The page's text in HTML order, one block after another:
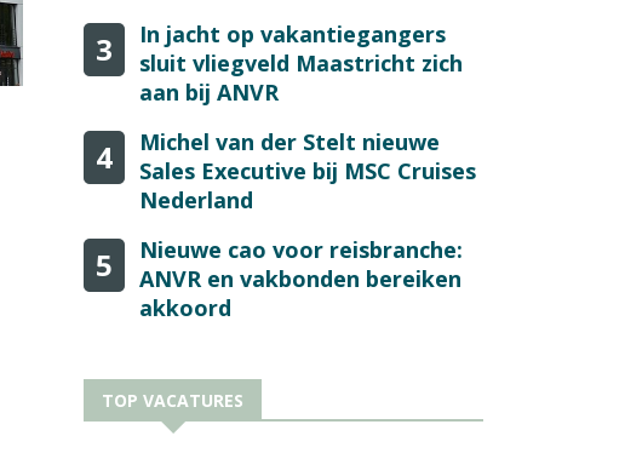
3
In jacht op vakantiegangers
sluit vliegveld Maastricht zich
aan bij ANVR
4
Michel van der Stelt nieuwe
Sales Executive bij MSC Cruises
Nederland
5
Nieuwe cao voor reisbranche:
ANVR en vakbonden bereiken
akkoord
TOP VACATURES